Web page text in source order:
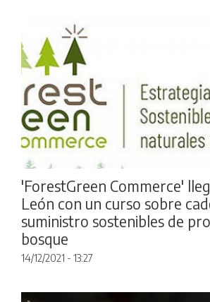
'ForestGreen Commerce'
León con un curso sobre
suministro sostenibles de
bosque
14/12/2021 - 13:27